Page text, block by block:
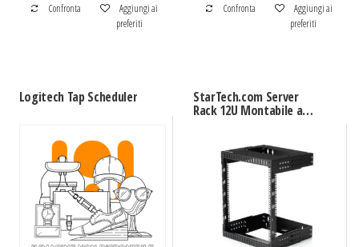
Confronta
Aggiungi ai
preferiti
Confronta
Aggiungi ai
preferiti
Logitech Tap Scheduler StarTech.com Server
Rack 12U Montabile a